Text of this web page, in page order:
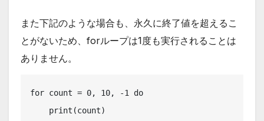
また下記のような場合も、永久に終了値を超えるこ
とがないため、forループは1度も実行されることは
ありません。
for count = 0, 10, -1 do